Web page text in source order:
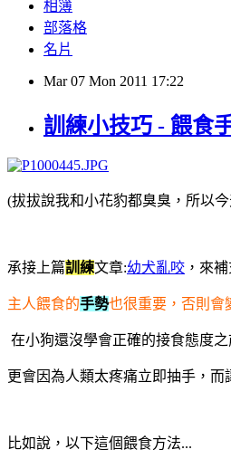
相簿
部落格
名片
Mar 07 Mon 2011 17:22
訓練小技巧 - 餵食
(拔拔說我和小花豹都臭臭，所以
承接上篇訓練文章:幼犬亂咬 ，來
主人餵食的手勢也很重要，否則會
在小狗還沒學會正確的接食態度
更會因為人類太疼痛立即抽手，
比如說，以下這個餵食方法...